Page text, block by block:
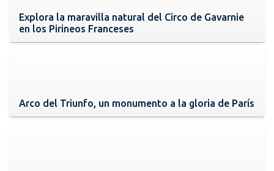
Explora la maravilla natural del Circo de Gavarnie
en los Pirineos Franceses
Arco del Triunfo, un monumento a la gloria de París